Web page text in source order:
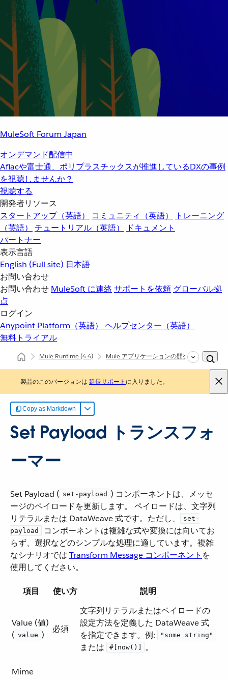
MuleSoft Forum Japan
オンデマンド配信中
Aflacや富士通、ポリプラスチックスが推進しているDXの事例
を視聴しませんか？
視聴する
開発者リソース
スタートアップ（英語）
コミュニティ（英語）
トレーニング
（英語）
チュートリアル（英語）
ドキュメント
パートナー
表示言語
English (Full site) 日本語
お問い合わせ
お問い合わせ MuleSoft に連絡サポートを依頼 グローバル拠
点
ログイン
Anypoint Platform（英語） ヘルプセンター（英語）
無料トライアル
Mule Runtime(4.4) Mule アプリケーションの開発 コアコ
製品のこのバージョンは 延長サポート に入りました。
Copy as Markdown
Set Payload トランスフォ
ーマー
Set Payload (​ set-payload ​) コンポーネントは、メッセ
ージのペイロードを更新します。 ペイロードは、文字列
リテラルまたは DataWeave 式です。ただし、​
set-
payload
​ コンポーネントは複雑な式や変換には向いてお
らず、選択などのシンプルな処理に適しています。複雑
なシナリオでは ​ Transform Message コンポーネント ​を
使用してください。
項目 使い方 説明
Value (値)
(​ value ​)
必須
文字列リテラルまたはペイロードの
設定方法を定義した DataWeave 式
を指定できます。例:
"some string"
または ​
#[now()] ​。
Mime